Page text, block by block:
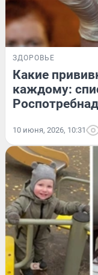
ЗДОРОВЬЕ
Какие
каждому:
10 июня, 2026, 10:31